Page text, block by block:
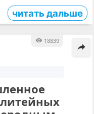
читать дальше
18839